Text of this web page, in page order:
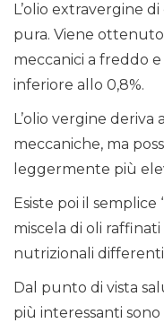
L’olio extravergine
pura. Viene
meccanici a freddo
inferiore allo 0,8%.
L’olio vergine deriva
meccaniche, ma
leggermente più
Esiste poi il semplice
miscela di oli
nutrizionali
Dal punto di vista
più interessanti